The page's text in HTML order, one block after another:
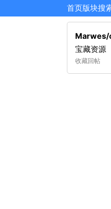
首页版块搜
Marwes/
宝藏资源
收藏回帖